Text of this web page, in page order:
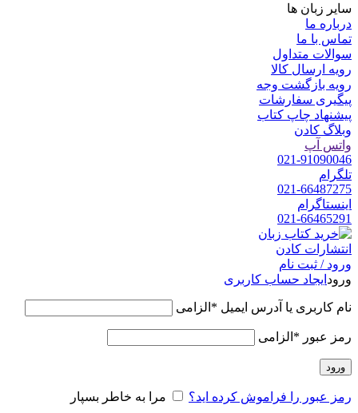
سایر زبان ها
درباره ما
تماس با ما
سوالات متداول
رویه ارسال کالا
رویه بازگشت وجه
پیگیری سفارشات
پیشنهاد چاپ کتاب
وبلاگ کادن
واتس آپ
021-91090046
تلگرام
021-66487275
اینستاگرام
021-66465291
ورود / ثبت نام
ورود ایجاد حساب کاربری
نام کاربری یا آدرس ایمیل * الزامی
رمز عبور * الزامی
ورود
رمز عبور را فراموش کرده اید؟ مرا به خاطر بسپار